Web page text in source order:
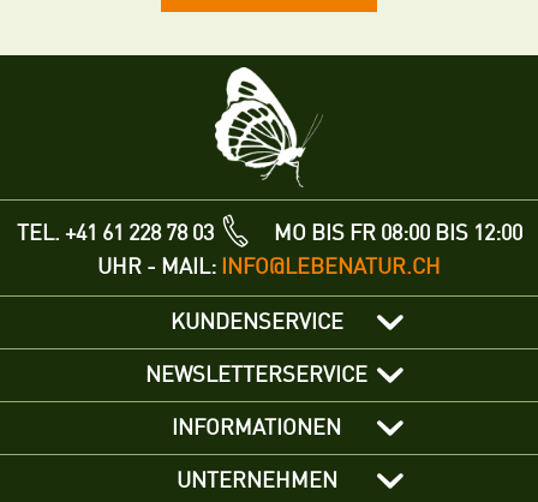
TEL. +41 61 228 78 03
MO BIS FR 08:00 BIS 12:00
UHR - MAIL:
INFO@LEBENATUR.CH
KUNDENSERVICE
NEWSLETTERSERVICE
INFORMATIONEN
UNTERNEHMEN